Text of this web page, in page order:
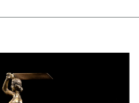
skarbca Biblioteki Narodowej
BN otrzymał Nagrodę m. st.